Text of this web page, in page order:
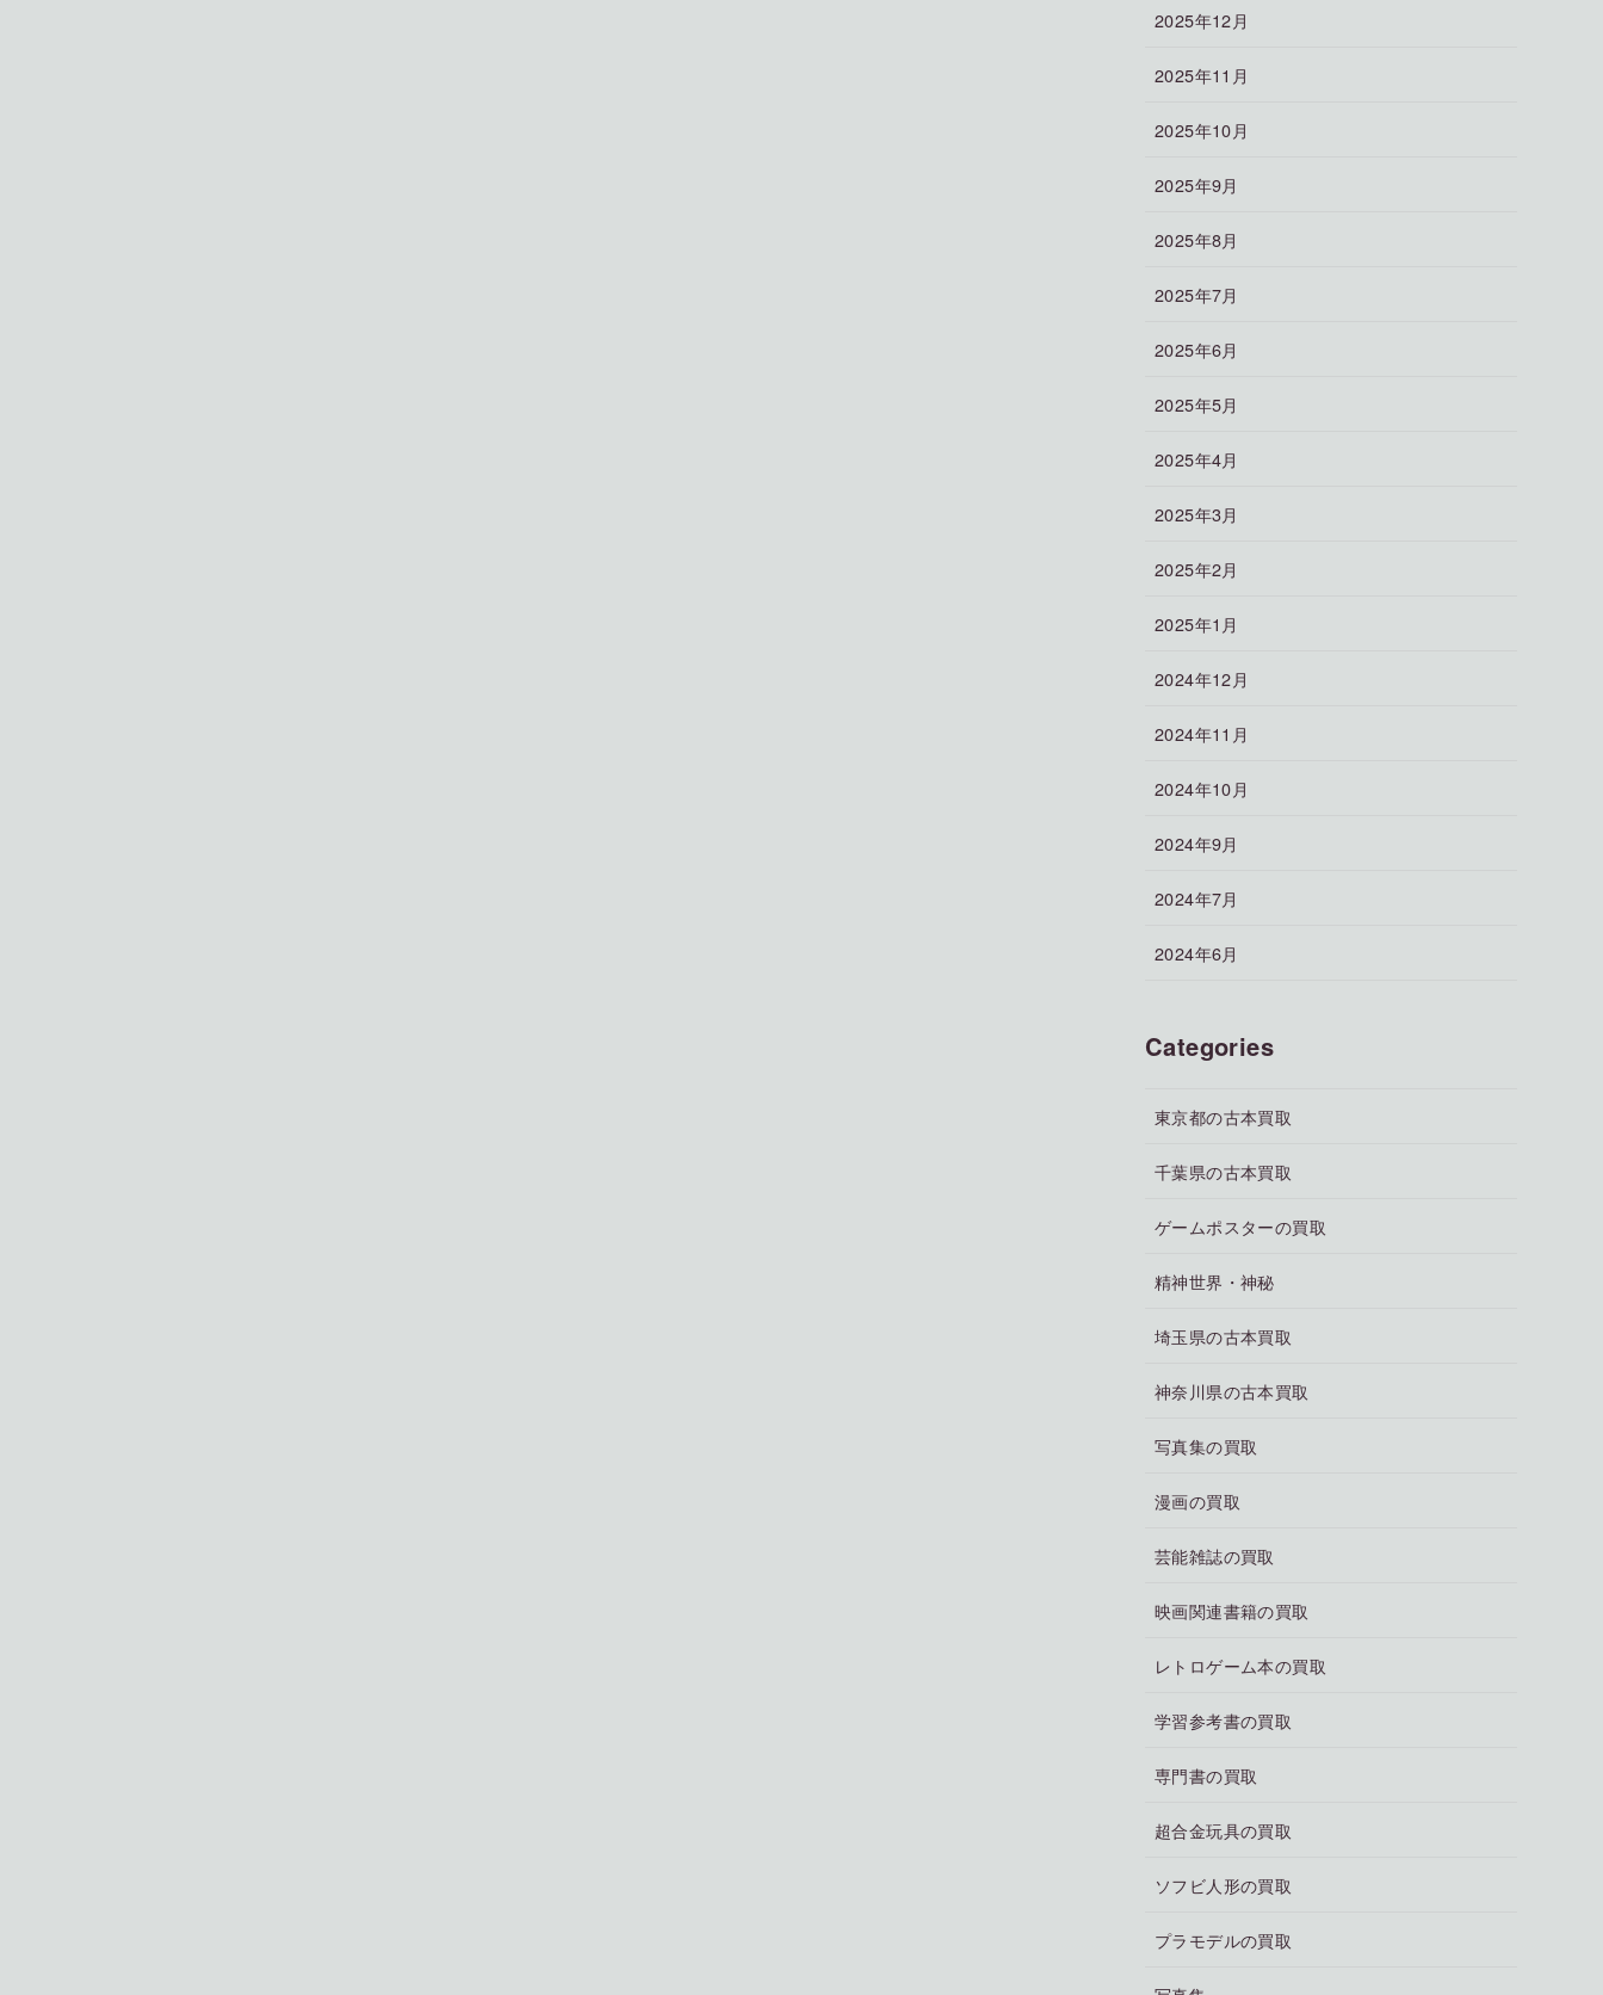
2025年12月
2025年11月
2025年10月
2025年9月
2025年8月
2025年7月
2025年6月
2025年5月
2025年4月
2025年3月
2025年2月
2025年1月
2024年12月
2024年11月
2024年10月
2024年9月
2024年7月
2024年6月
Categories
東京都の古本買取
千葉県の古本買取
ゲームポスターの買取
精神世界・神秘
埼玉県の古本買取
神奈川県の古本買取
写真集の買取
漫画の買取
芸能雑誌の買取
映画関連書籍の買取
レトロゲーム本の買取
学習参考書の買取
専門書の買取
超合金玩具の買取
ソフビ人形の買取
プラモデルの買取